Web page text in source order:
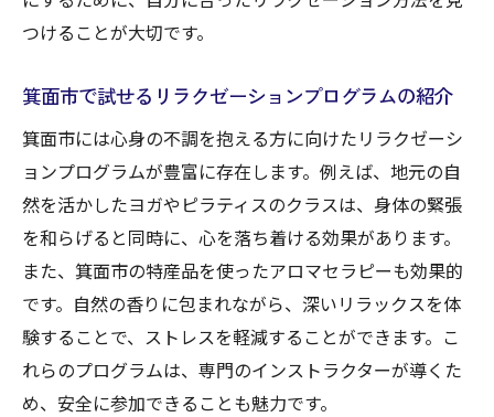
つけることが大切です。
箕面市で試せるリラクゼーションプログラムの紹介
箕面市には心身の不調を抱える方に向けたリラクゼーシ
ョンプログラムが豊富に存在します。例えば、地元の自
然を活かしたヨガやピラティスのクラスは、身体の緊張
を和らげると同時に、心を落ち着ける効果があります。
また、箕面市の特産品を使ったアロマセラピーも効果的
です。自然の香りに包まれながら、深いリラックスを体
験することで、ストレスを軽減することができます。こ
れらのプログラムは、専門のインストラクターが導くた
め、安全に参加できることも魅力です。